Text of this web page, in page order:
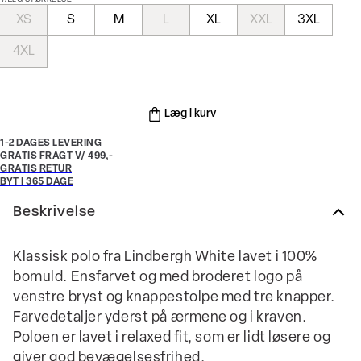
XS S M L XL XXL 3XL
4XL
Læg i kurv
1-2 DAGES LEVERING
GRATIS FRAGT V/ 499,-
GRATIS RETUR
BYT I 365 DAGE
Beskrivelse
Klassisk polo fra Lindbergh White lavet i 100%
bomuld. Ensfarvet og med broderet logo på
venstre bryst og knappestolpe med tre knapper.
Farvedetaljer yderst på ærmene og i kraven.
Poloen er lavet i relaxed fit, som er lidt løsere og